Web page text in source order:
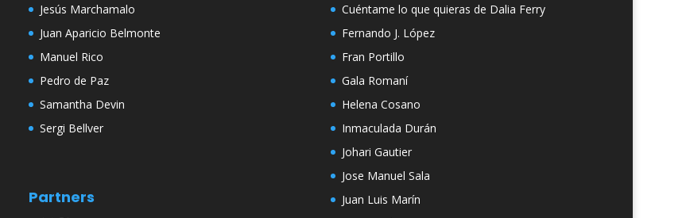
Jesús Marchamalo
Juan Aparicio Belmonte
Manuel Rico
Pedro de Paz
Samantha Devin
Sergi Bellver
Partners
Cuéntame lo que quieras de Dalia Ferry
Fernando J. López
Fran Portillo
Gala Romaní
Helena Cosano
Inmaculada Durán
Johari Gautier
Jose Manuel Sala
Juan Luis Marín